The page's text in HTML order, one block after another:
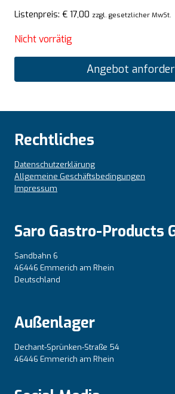
Listenpreis: € 17,00 zzgl. gesetzlicher MwSt.
Nicht vorrätig
Angebot
Rechtliches
Datenschutzerklärung
Allgemeine Geschäftsbedingungen
Impressum
Saro Gastro-Products
Sandbahn 6
46446 Emmerich am Rhein
Deutschland
Außenlager
Dechant-Sprünken-Straße 54
46446 Emmerich am Rhein